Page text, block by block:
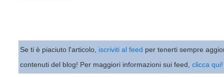
Se ti è piaciuto l'articolo, iscriviti al feed per tenerti sempre
contenuti del blog! Per maggiori informazioni sui feed, clicca qui!